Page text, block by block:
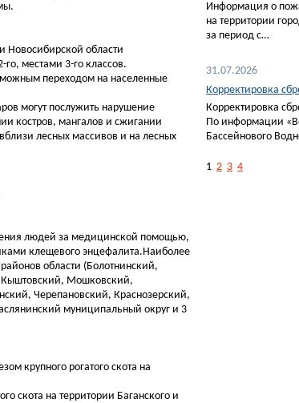
Новосибирской области
го, местами 3-го классов.
переходом на населенные
могут послужить нарушение
костров, мангалов и сжигании
лесных массивов и на лесных
людей за медицинской помощью,
клещевого энцефалита.Наиболее
области (Болотнинский,
Кыштовский, Мошковский,
Черепановский, Краснозерский,
муниципальный округ и 3
крупного рогатого скота на
скота на территории Баганского и
Информация о
на территории
за период с…
31.07.2026
Корректировка
Корректировка
По информации
Бассейнового
1 2 3 4